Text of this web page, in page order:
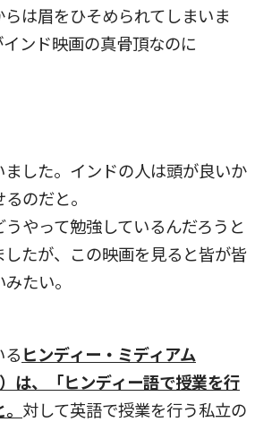
は眉をひそめられてしまいま
ンド映画の真骨頂なのに
ました。インドの人は頭が良いか
のだと。
やって勉強しているんだろうと
たが、この映画を見ると皆が皆
たい。
ヒンディー・ミディアム
は、「ヒンディー語で授業を行
対して英語で授業を行う私立の